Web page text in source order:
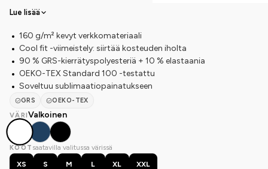
Lue lisää
160 g/m² kevyt verkkomateriaali
Cool fit -viimeistely: siirtää kosteuden iholta
90 % GRS-kierrätyspolyesteriä + 10 % elastaania
OEKO-TEX Standard 100 -testattu
Soveltuu sublimaatiopainatukseen
GRS
OEKO-TEX
VÄRIValkoinen
KOOT saatavilla valitussa värissä
XS
S M L XL XXL